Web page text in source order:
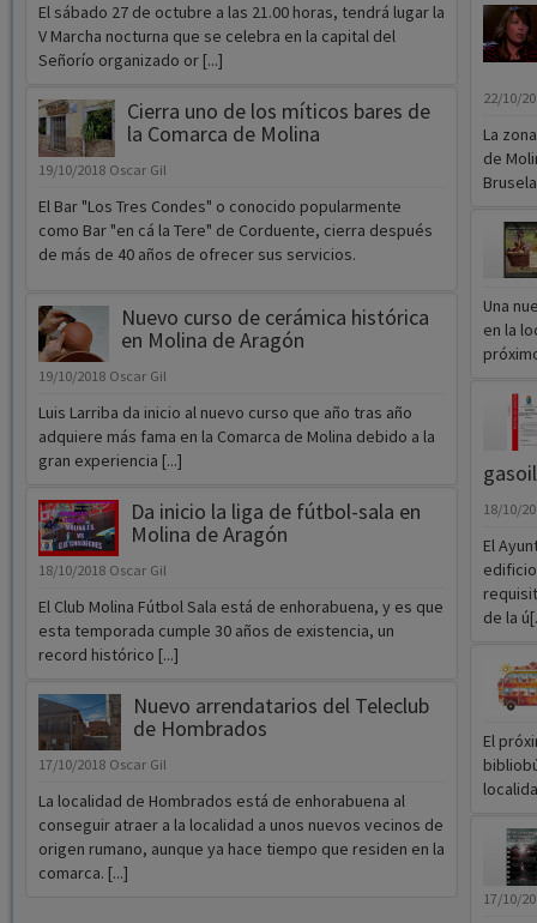
El sábado 27 de octubre a las 21.00 horas, tendrá lugar la
V Marcha nocturna que se celebra en la capital del
Señorío organizado or [...]
Cierra uno de los míticos bares de
la Comarca de Molina
19/10/2018 Oscar Gil
El Bar "Los Tres Condes" o conocido popularmente
como Bar "en cá la Tere" de Corduente, cierra después
de más de 40 años de ofrecer sus servicios.
Nuevo curso de cerámica histórica
en Molina de Aragón
19/10/2018 Oscar Gil
Luis Larriba da inicio al nuevo curso que año tras año
adquiere más fama en la Comarca de Molina debido a la
gran experiencia [...]
Da inicio la liga de fútbol-sala en
Molina de Aragón
18/10/2018 Oscar Gil
El Club Molina Fútbol Sala está de enhorabuena, y es que
esta temporada cumple 30 años de existencia, un
record histórico [...]
Nuevo arrendatarios del Teleclub
de Hombrados
17/10/2018 Oscar Gil
La localidad de Hombrados está de enhorabuena al
conseguir atraer a la localidad a unos nuevos vecinos de
origen rumano, aunque ya hace tiempo que residen en la
comarca. [...]
22/10/
La
de
Una
en la
gasoil
18/10/
El
de la
El
17/10/